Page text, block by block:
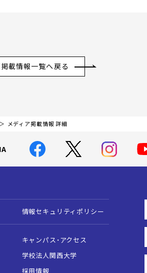
載情報一覧へ戻る
メディア掲載情報 詳細
情報セキュリティポリシー
キャンパス・アクセス
学校法人関西大学
採用情報